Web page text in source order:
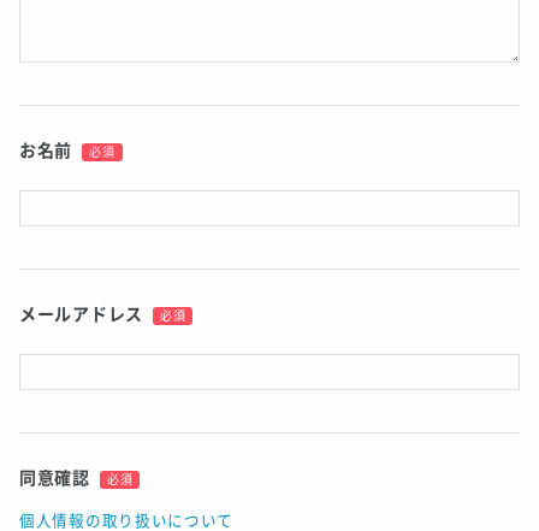
お名前 必須
メールアドレス 必須
同意確認 必須
個人情報の取り扱いについて